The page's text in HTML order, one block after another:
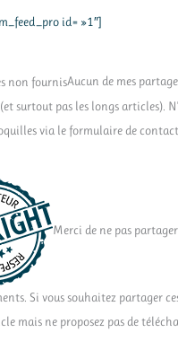
id= »1″]
Aucun de mes
surtout pas les longs articles).
via le formulaire de
Merci de ne pas
Si vous souhaitez partager
mais ne proposez pas de